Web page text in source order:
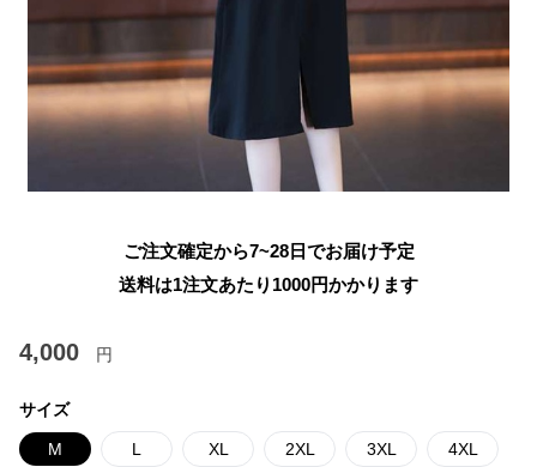
ご注文確定から7~28日でお届け予定
送料は1注文あたり 1000円かかります
4,000 円
サイズ
M L XL 2XL 3XL 4XL